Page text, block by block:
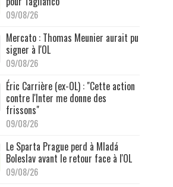
09/08/26
Mercato : Thomas Meunier aurait pu
signer à l'OL
09/08/26
Éric Carrière (ex-OL) : "Cette action
contre l'Inter me donne des
frissons"
09/08/26
Le Sparta Prague perd à Mladá
Boleslav avant le retour face à l'OL
09/08/26